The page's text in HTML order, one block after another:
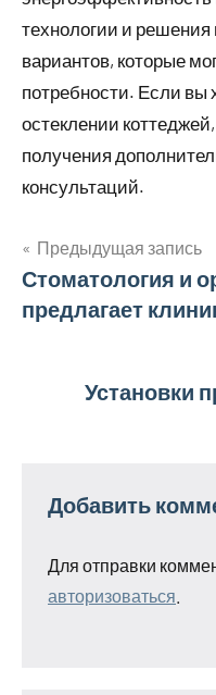
технологии и
вариантов, которые
потребности. Если вы
остеклении
получения
консультаций.
Навигация
по
Предыдущая запись
Стоматология и
предлагает
Установки
Добавить
Для отправки
авторизоваться